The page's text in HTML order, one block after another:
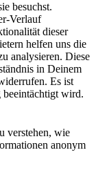
besuchst.
Verlauf
dieser
helfen uns die
analysieren. Diese
in Deinem
Es ist
beeintächtigt wird.
verstehen, wie
anonym